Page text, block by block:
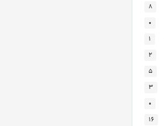
۸
۰
۱
۲
۵
۳
۰
۱۶